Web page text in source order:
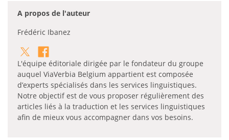
A propos de l'auteur
Frédéric Ibanez
L'équipe éditoriale dirigée par le fondateur du groupe
auquel ViaVerbia Belgium appartient est composée
d’experts spécialisés dans les services linguistiques.
Notre objectif est de vous proposer régulièrement des
articles liés à la traduction et les services linguistiques
afin de mieux vous accompagner dans vos besoins.